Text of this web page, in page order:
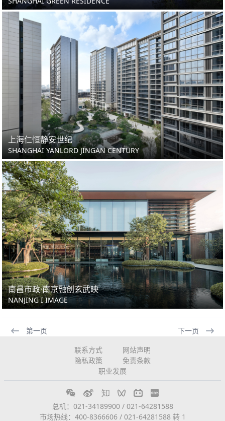
上海仁恒静安世纪
SHANGHAI YANLORD JINGAN CENTURY
南昌市政·南京融创玄武映
NANJING I IMAGE
第一页
下一页
联系方式
网站声明
隐私政策
免责条款
职业发展
总机：021-34189900 / 021-64281588
市场热线：400-8366606 / 021-64281588 转 1